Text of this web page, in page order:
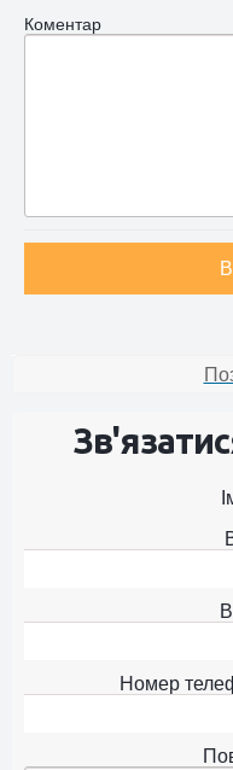
Коментар
Номер